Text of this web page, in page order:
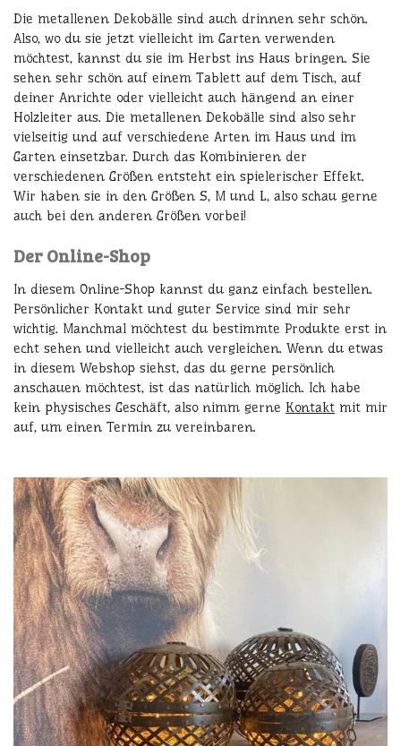
Die metallenen Dekobälle sind auch drinnen sehr schön.
Also, wo du sie jetzt vielleicht im Garten verwenden
möchtest, kannst du sie im Herbst ins Haus bringen. Sie
sehen sehr schön auf einem Tablett auf dem Tisch, auf
deiner Anrichte oder vielleicht auch hängend an einer
Holzleiter aus. Die metallenen Dekobälle sind also sehr
vielseitig und auf verschiedene Arten im Haus und im
Garten einsetzbar. Durch das Kombinieren der
verschiedenen Größen entsteht ein spielerischer Effekt.
Wir haben sie in den Größen S, M und L, also schau gerne
auch bei den anderen Größen vorbei!
Der Online-Shop
In diesem Online-Shop kannst du ganz einfach bestellen.
Persönlicher Kontakt und guter Service sind mir sehr
wichtig. Manchmal möchtest du bestimmte Produkte erst in
echt sehen und vielleicht auch vergleichen. Wenn du etwas
in diesem Webshop siehst, das du gerne persönlich
anschauen möchtest, ist das natürlich möglich. Ich habe
kein physisches Geschäft, also nimm gerne Kontakt mit mir
auf, um einen Termin zu vereinbaren.